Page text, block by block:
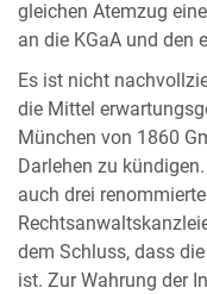
gleichen Atemzug
an die KGaA und den
Es ist nicht
die Mittel
München von 1860
Darlehen zu
auch drei
dem Schluss, dass
ist. Zur Wahrung der